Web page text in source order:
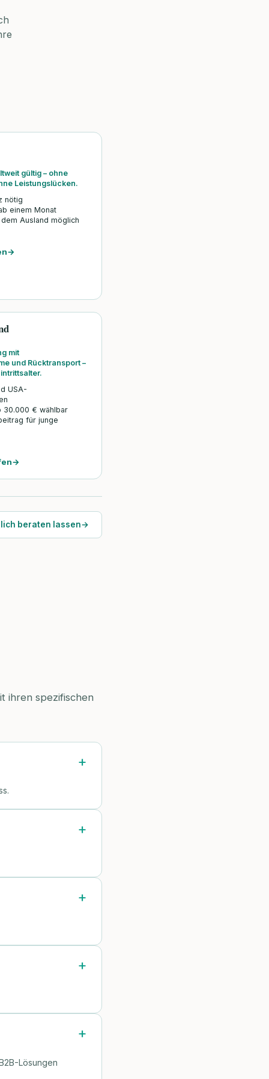
gültig – ohne
Leistungslücken.
nötig
einem Monat
Ausland möglich
→
mit
und Rücktransport –
USA-
30.000 € wählbar
für junge
→
beraten lassen→
ihren spezifischen
Lösungen